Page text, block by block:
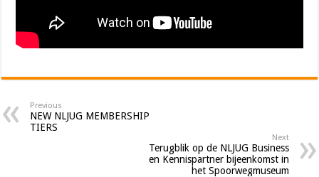
Previous
NEW NLJUG MEMBERSHIP
TIERS
Next
Terugblik op de NLJUG Business
en Kennispartner bijeenkomst in
het Spoorwegmuseum